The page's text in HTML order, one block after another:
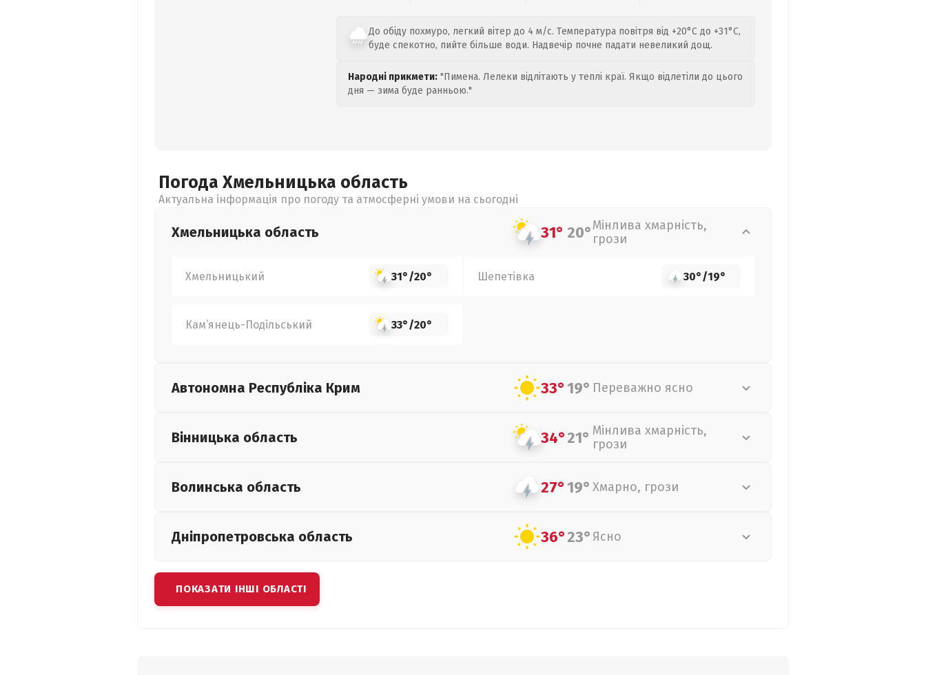
До обіду похмуро, легкий вітер до 4 м/с. Температура повітря від +20°C до +31°C,
буде спекотно, пийте більше води. Надвечір почне падати невеликий дощ.
Народні прикмети: "Пимена. Лелеки відлітають у теплі краї. Якщо відлетіли до цього
дня — зима буде ранньою."
Погода Хмельницька область
Актуальна інформація про погоду та атмосферні умови на сьогодні
Хмельницька область 31° 20°Мінлива хмарність,
грози
Хмельницький 31°/20° Шепетівка 30°/19°
Кам’янець-Подільський 33°/20°
Автономна Республіка Крим 33°19° Переважно ясно
Вінницька область 34°21° Мінлива хмарність,
грози
Волинська область 27°19° Хмарно, грози
Дніпропетровська область 36°23° Ясно
ПОКАЗАТИ ІНШІ ОБЛАСТІ